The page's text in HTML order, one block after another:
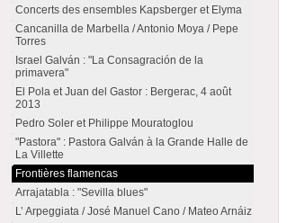
Concerts des ensembles Kapsberger et Elyma
Cancanilla de Marbella / Antonio Moya / Pepe
Torres
Israel Galván : "La Consagración de la
primavera"
El Pola et Juan del Gastor : Bergerac, 4 août
2013
Pedro Soler et Philippe Mouratoglou
"Pastora" : Pastora Galván à la Grande Halle de
La Villette
Frontières flamencas
Arrajatabla : "Sevilla blues"
L’ Arpeggiata / José Manuel Cano / Mateo Arnáiz